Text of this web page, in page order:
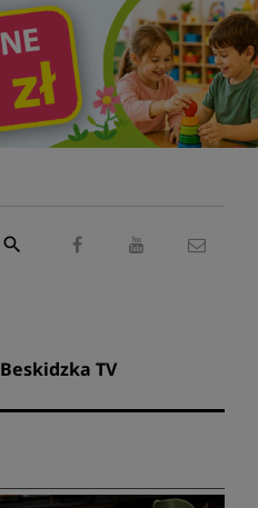
Wyszukaj:
search
Beskidzka TV